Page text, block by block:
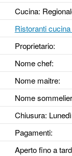
Cucina:
Ristoranti
Proprietario:
Nome chef:
Nome maitre:
Nome
Chiusura:
Pagamenti:
Aperto fino a